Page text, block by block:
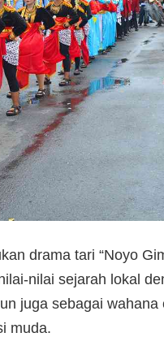
drama tari “Noyo
nilai sejarah lokal
juga sebagai
muda.